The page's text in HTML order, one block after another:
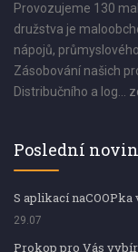
Provozujeme 130
družstva je
nápojů,
Zásobování našich
Distribučního a log...
Poslední
S aplikací
29.07
Prokop pro Vás